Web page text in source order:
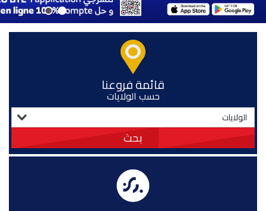
قائمة فروعنا
حسب الولايات
بحث